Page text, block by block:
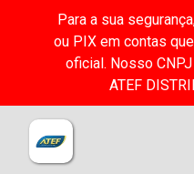
Para a sua
ou PIX em contas
oficial. Nosso
ATEF